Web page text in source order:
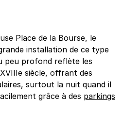
Place de la Bourse, le
installation de ce type
peu profond reflète les
siècle, offrant des
surtout la nuit quand il
grâce à des parkings